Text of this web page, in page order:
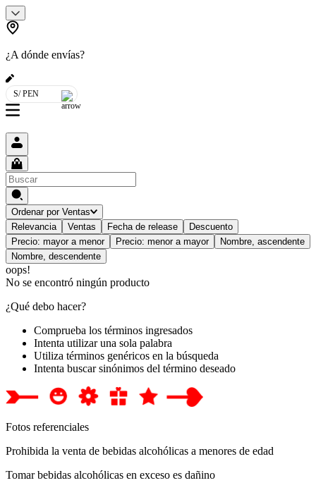
¿A dónde envías?
S/ PEN
Ordenar por Ventas
Relevancia
Ventas Fecha de release
Descuento
Precio: mayor a menor
Precio: menor a mayor
Nombre, ascendente
Nombre, descendente
oops!
No se encontró ningún producto
¿Qué debo hacer?
Comprueba los términos ingresados
Intenta utilizar una sola palabra
Utiliza términos genéricos en la búsqueda
Intenta buscar sinónimos del término deseado
Fotos referenciales
Prohibida la venta de bebidas alcohólicas a menores de edad
Tomar bebidas alcohólicas en exceso es dañino